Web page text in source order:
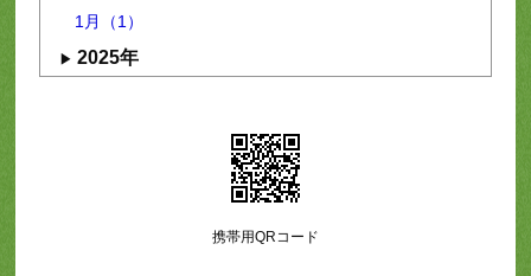
1月（1）
2025年
携帯用QRコード